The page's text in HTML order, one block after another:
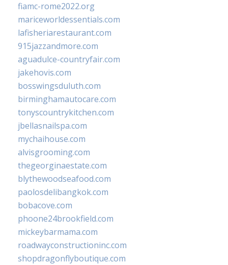
fiamc-rome2022.org
mariceworldessentials.com
lafisheriarestaurant.com
915jazzandmore.com
aguadulce-countryfair.com
jakehovis.com
bosswingsduluth.com
birminghamautocare.com
tonyscountrykitchen.com
jbellasnailspa.com
mychaihouse.com
alvisgrooming.com
thegeorginaestate.com
blythewoodseafood.com
paolosdelibangkok.com
bobacove.com
phoone24brookfield.com
mickeybarmama.com
roadwayconstructioninc.com
shopdragonflyboutique.com